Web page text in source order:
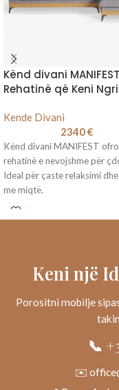
Kënd divani
Rehatinë që Keni
Kende Divani
2340€
Kënd divani MANIFEST
rehatinë e nevojshme për
Ideal për çaste relaksimi
me miqtë.
Keni një
Porositni mobilje
📞
✉️